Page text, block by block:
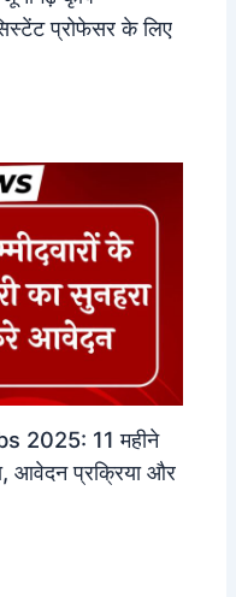
प्रोफेसर के लिए
2025: 11 महीने
आवेदन प्रक्रिया और